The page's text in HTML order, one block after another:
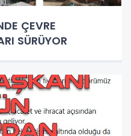
ÇEVRE
SÜRÜYOR